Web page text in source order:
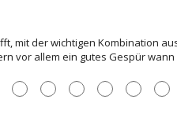
In einer herausfordernden Zeit
Besonders beeindruckt hat
● ● ● ● ● ●